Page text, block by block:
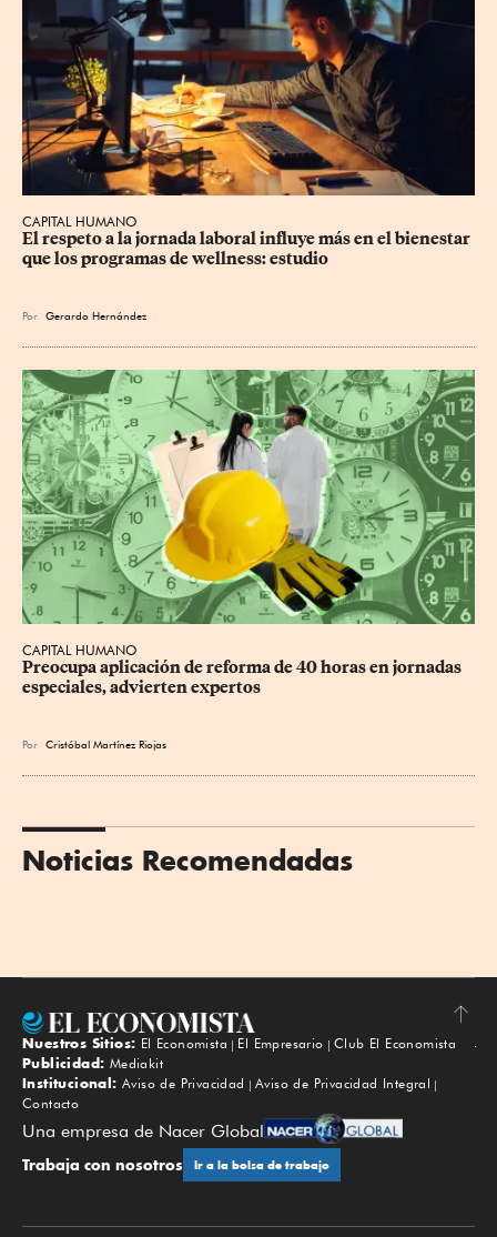
CAPITAL HUMANO
El respeto a la jornada laboral influye más en el bienestar
que los programas de wellness: estudio
Por Gerardo Hernández
CAPITAL HUMANO
Preocupa aplicación de reforma de 40 horas en jornadas
especiales, advierten expertos
Por Cristóbal Martínez Riojas
Noticias Recomendadas
Subir
Nuestros Sitios: El Economista El Empresario
Club El Economista
Publicidad: Mediakit
Institucional: Aviso de Privacidad
Aviso de Privacidad Integral
Contacto
Una empresa de Nacer Global
Trabaja con nosotros Ir a la bolsa de trabajo